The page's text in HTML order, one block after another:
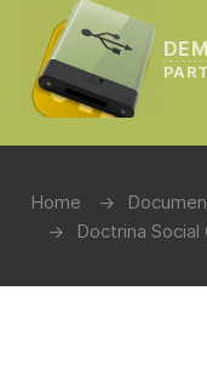
Home
Doctrina Social